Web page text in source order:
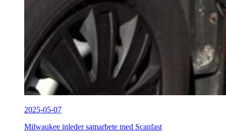
2025-05-07
Milwaukee inleder samarbete med Scanfast